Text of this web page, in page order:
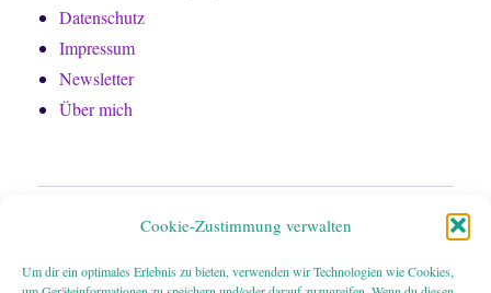
Cookie-Zustimmung verwalten
Um dir ein optimales Erlebnis zu bieten, verwenden wir Technologien wie Cookies,
Datenschutz
Impressum
Newsletter
Über mich
Bücher